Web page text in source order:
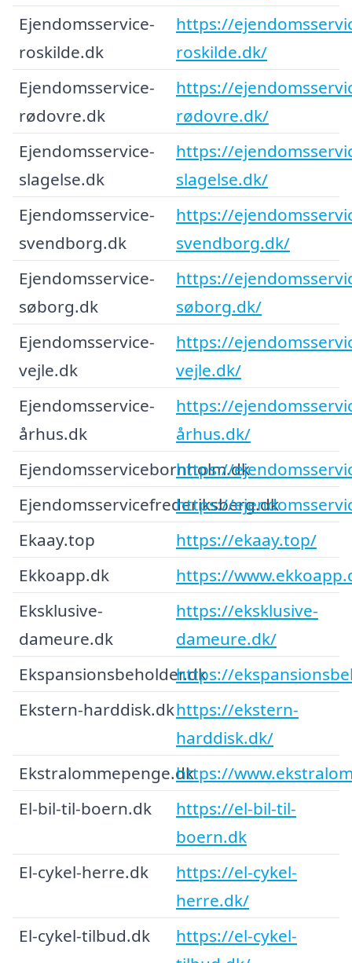
Ejendomsservice-
roskilde.dk
https://
roskilde.dk/
Ejendomsservice-
rødovre.dk
https://
rødovre.dk/
Ejendomsservice-
slagelse.dk
https://
slagelse.dk/
Ejendomsservice-
svendborg.dk
https://
svendborg.dk/
Ejendomsservice-
søborg.dk
https://
søborg.dk/
Ejendomsservice-
vejle.dk
https://
vejle.dk/
Ejendomsservice-
århus.dk
https://
århus.dk/
Ejendomsservicebornholm.dk
https://
Ejendomsservicefrederiksberg.dk
https://
Ekaay.top
https://ekaay.top/
Ekkoapp.dk
https://
Eksklusive-
dameure.dk
https://eksklusive-
dameure.dk/
Ekspansionsbeholder.dk
https://
Ekstern-harddisk.dkhttps://ekstern-
harddisk.dk/
Ekstralommepenge.dkhttps://
El-bil-til-boern.dk
https://el-bil-til-
boern.dk
El-cykel-herre.dk
https://el-cykel-
herre.dk/
El-cykel-tilbud.dk
https://el-cykel-